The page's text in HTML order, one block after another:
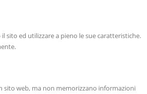
sito ed utilizzare a pieno le sue caratteristiche.
sito web, ma non memorizzano informazioni